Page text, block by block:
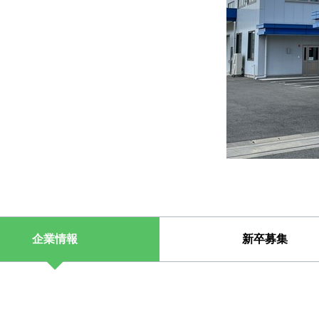
企業情報 新卒募集